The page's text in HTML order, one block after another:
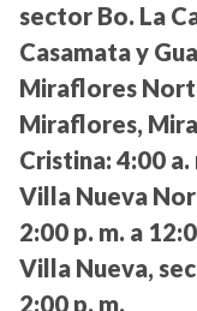
sector Bo. La
Casamata y
Miraflores
Miraflores,
Cristina: 4:00 a.
Villa Nueva
2:00 p. m. a
Villa Nueva,
2:00 p. m.